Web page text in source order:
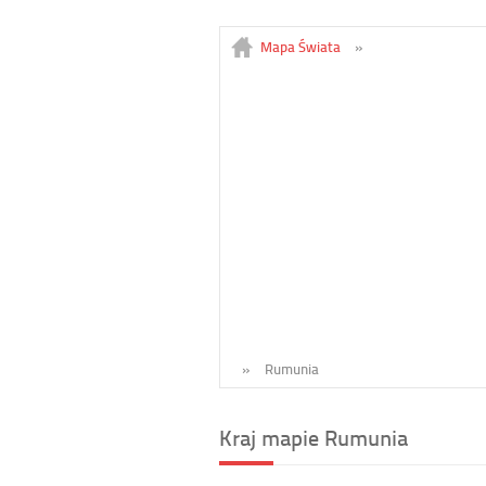
Mapa Świata »
» Rumunia
Kraj mapie Rumunia